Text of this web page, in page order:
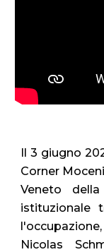
Il 3 giugno
Corner
Veneto
istituzionale
Nicolas